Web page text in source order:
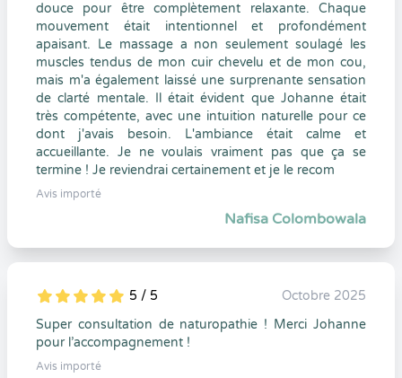
douce pour être complètement relaxante. Chaque
mouvement était intentionnel et profondément
apaisant. Le massage a non seulement soulagé les
muscles tendus de mon cuir chevelu et de mon cou,
mais m'a également laissé une surprenante sensation
de clarté mentale. Il était évident que Johanne était
très compétente, avec une intuition naturelle pour ce
dont j'avais besoin. L'ambiance était calme et
accueillante. Je ne voulais vraiment pas que ça se
termine ! Je reviendrai certainement et je le recom
Avis importé
Nafisa Colombowala
5
1
5
0 5 / 5
Octobre 2025
Super consultation de naturopathie ! Merci Johanne
pour l’accompagnement !
Avis importé